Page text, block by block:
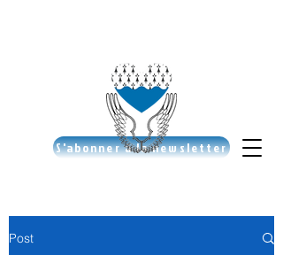
S'abonner à la newsletter
Post